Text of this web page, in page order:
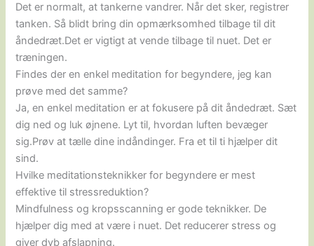
Det er normalt, at tankerne vandrer. Når det sker, registrer
tanken. Så blidt bring din opmærksomhed tilbage til dit
åndedræt.Det er vigtigt at vende tilbage til nuet. Det er
træningen.
Findes der en enkel meditation for begyndere, jeg kan
prøve med det samme?
Ja, en enkel meditation er at fokusere på dit åndedræt. Sæt
dig ned og luk øjnene. Lyt til, hvordan luften bevæger
sig.Prøv at tælle dine indåndinger. Fra et til ti hjælper dit
sind.
Hvilke meditationsteknikker for begyndere er mest
effektive til stressreduktion?
Mindfulness og kropsscanning er gode teknikker. De
hjælper dig med at være i nuet. Det reducerer stress og
giver dyb afslapning.